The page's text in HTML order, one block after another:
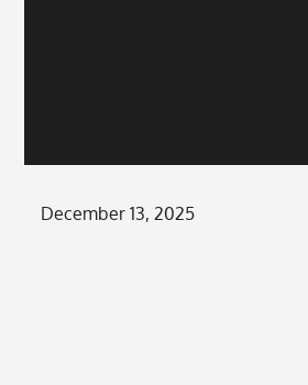
Posted
December 13, 2025